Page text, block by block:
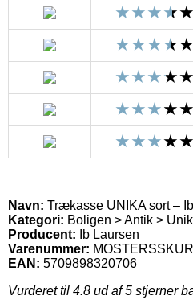
Navn: Trækasse UNIKA sort –
Kategori: Boligen > Antik >
Producent:
Ib Laursen
Varenummer:
EAN: 5709898320706
Vurderet til 4.8 ud af 5 stjerner